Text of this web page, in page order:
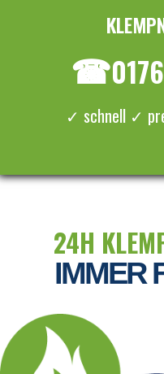
☎
✓ schnell ✓
24H
IMMER